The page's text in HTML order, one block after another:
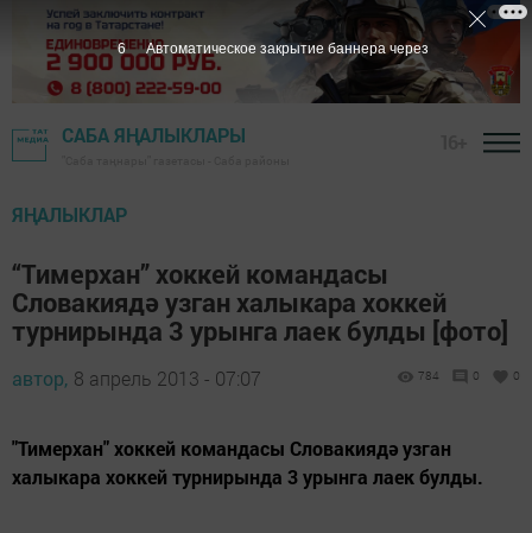
САБА ЯҢАЛЫКЛАРЫ
ЯҢАЛЫКЛАР
“Тимерхан” хоккей командасы
Словакиядә узган халыкара хоккей
турнирында 3 урынга лаек булды [фото]
автор, 8 апрель 2013 - 07:07 784 0 0
"Тимерхан" хоккей командасы Словакиядә узган
халыкара хоккей турнирында 3 урынга лаек булды.
5 Автоматическое закрытие баннера через